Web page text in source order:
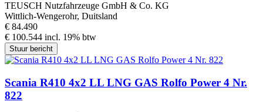
TEUSCH Nutzfahrzeuge GmbH & Co. KG
Wittlich-Wengerohr, Duitsland
€ 84.490
€ 100.544 incl. 19% btw
Stuur bericht
Scania R410 4x2 LL LNG GAS Rolfo Power 4 Nr.
822